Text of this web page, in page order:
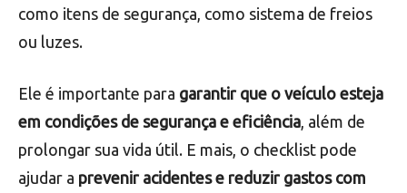
documento que lista os itens que devem ser
verificados ou mantidos em bom funcionamento
manutenção, como troca de óleo ou filtros, bem
como itens de segurança, como sistema de freios
ou luzes.